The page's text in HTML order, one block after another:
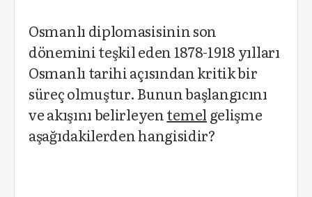
Osmanlı diplomasisinin son
dönemini teşkil eden 1878-1918 yılları
Osmanlı tarihi açısından kritik bir
süreç olmuştur. Bunun başlangıcını
ve akışını belirleyentemel gelişme
aşağıdakilerden hangisidir?